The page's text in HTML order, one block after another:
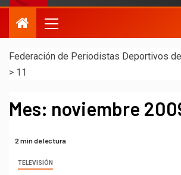
Federación de Periodistas Deportivos
> 11
Mes: noviembre
2 min de lectura
TELEVISIÓN